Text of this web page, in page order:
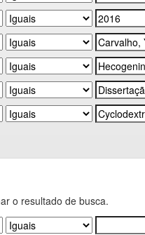
o resultado de busca.